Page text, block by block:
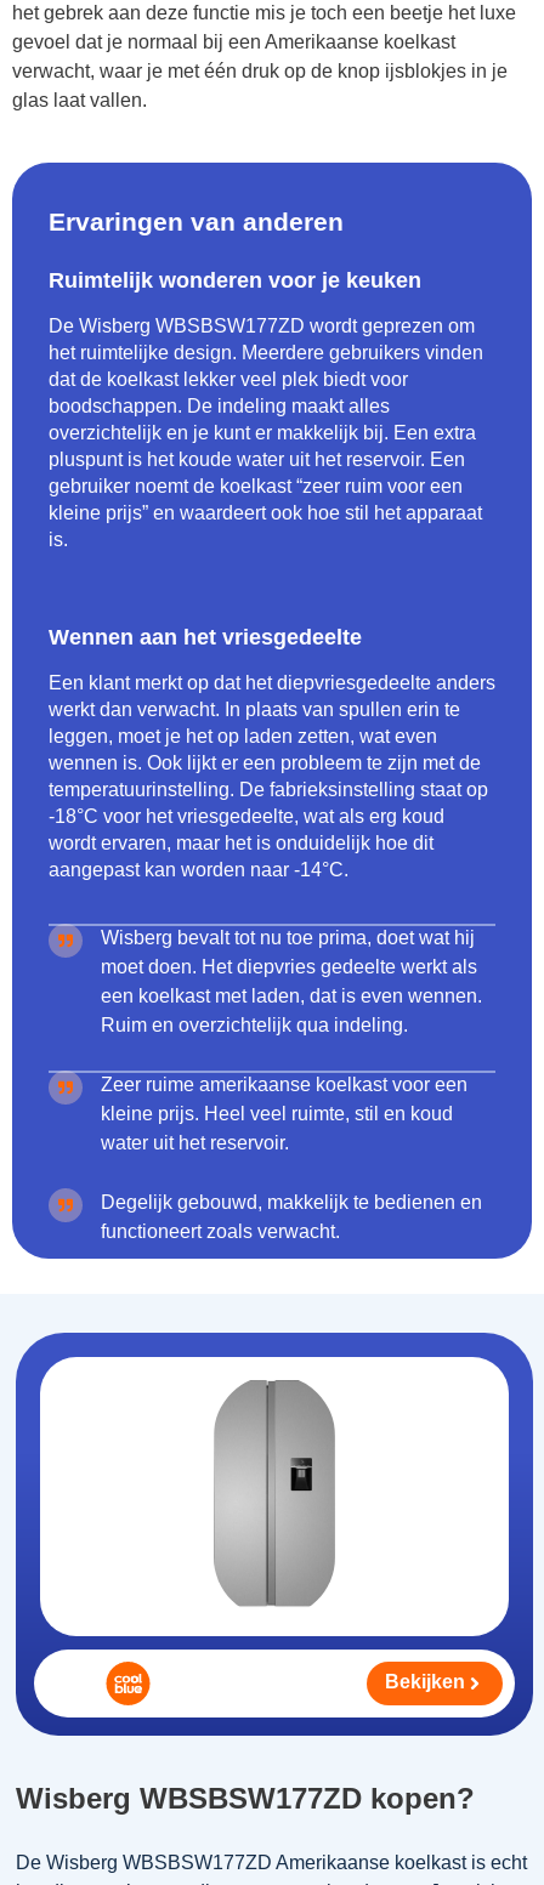
het gebrek aan deze functie mis je toch een beetje het luxe
gevoel dat je normaal bij een Amerikaanse koelkast
verwacht, waar je met één druk op de knop ijsblokjes in je
glas laat vallen.
Ervaringen van anderen
Ruimtelijk wonderen voor je keuken
De Wisberg WBSBSW177ZD wordt geprezen om
het ruimtelijke design. Meerdere gebruikers vinden
dat de koelkast lekker veel plek biedt voor
boodschappen. De indeling maakt alles
overzichtelijk en je kunt er makkelijk bij. Een extra
pluspunt is het koude water uit het reservoir. Een
gebruiker noemt de koelkast “zeer ruim voor een
kleine prijs” en waardeert ook hoe stil het apparaat
is.
Wennen aan het vriesgedeelte
Een klant merkt op dat het diepvriesgedeelte anders
werkt dan verwacht. In plaats van spullen erin te
leggen, moet je het op laden zetten, wat even
wennen is. Ook lijkt er een probleem te zijn met de
temperatuurinstelling. De fabrieksinstelling staat op
-18°C voor het vriesgedeelte, wat als erg koud
wordt ervaren, maar het is onduidelijk hoe dit
aangepast kan worden naar -14°C.
Wisberg bevalt tot nu toe prima, doet wat hij
moet doen. Het diepvries gedeelte werkt als
een koelkast met laden, dat is even wennen.
Ruim en overzichtelijk qua indeling.
Zeer ruime amerikaanse koelkast voor een
kleine prijs. Heel veel ruimte, stil en koud
water uit het reservoir.
Degelijk gebouwd, makkelijk te bedienen en
functioneert zoals verwacht.
Wisberg WBSBSW177ZD kopen?
De Wisberg WBSBSW177ZD Amerikaanse koelkast is echt
Bekijken